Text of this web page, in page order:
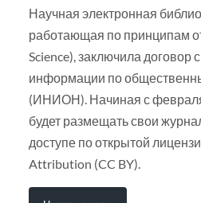
Научная электронная
работающая по принципам
Science), заключила договор
информации по
(ИНИОН). Начиная с
будет размещать свои
доступе по открытой
Attribution (CC BY).